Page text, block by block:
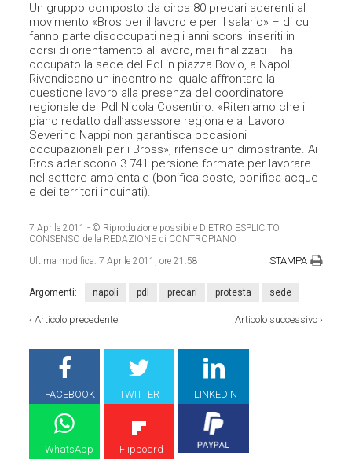
Un gruppo composto da circa 80 precari aderenti al
movimento «Bros per il lavoro e per il salario» – di cui
fanno parte disoccupati negli anni scorsi inseriti in
corsi di orientamento al lavoro, mai finalizzati – ha
occupato la sede del Pdl in piazza Bovio, a Napoli.
Rivendicano un incontro nel quale affrontare la
questione lavoro alla presenza del coordinatore
regionale del Pdl Nicola Cosentino. «Riteniamo che il
piano redatto dall’assessore regionale al Lavoro
Severino Nappi non garantisca occasioni
occupazionali per i Bross», riferisce un dimostrante. Ai
Bros aderiscono 3.741 persione formate per lavorare
nel settore ambientale (bonifica coste, bonifica acque
e dei territori inquinati).
7 Aprile 2011 - © Riproduzione possibile DIETRO ESPLICITO
CONSENSO della REDAZIONE di CONTROPIANO
Ultima modifica:7 Aprile 2011, ore 21:58 STAMPA
Argomenti: napoli pdl precari protesta sede
‹Articolo precedente Articolo successivo›
FACEBOOK TWITTER LINKEDIN
WhatsApp Flipboard